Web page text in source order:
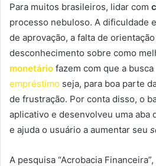
Para muitos brasileiros, lidar com
processo nebuloso. A dificuldade
de aprovação, a falta de
desconhecimento sobre como
monetário fazem com que a
empréstimo seja, para boa parte
de frustração. Por conta disso, o
aplicativo e desenvolveu uma aba
e ajuda o usuário a aumentar seu
A pesquisa “Acrobacia